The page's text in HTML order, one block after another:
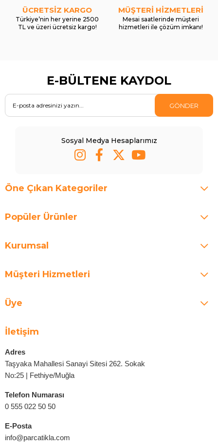
ÜCRETSİZ KARGO
Türkiye’nin her yerine 2500
TL ve üzeri ücretsiz kargo!
MÜŞTERİ HİZMETLERİ
Mesai saatlerinde müşteri
hizmetleri ile çözüm imkanı!
E-BÜLTENE KAYDOL
GÖNDER
Sosyal Medya Hesaplarımız
Öne Çıkan Kategoriler
Popüler Ürünler
Kurumsal
Müşteri Hizmetleri
Üye
İletişim
Adres
Taşyaka Mahallesi Sanayi Sitesi 262. Sokak
No:25 | Fethiye/Muğla
Telefon Numarası
0 555 022 50 50
E-Posta
info@parcatikla.com